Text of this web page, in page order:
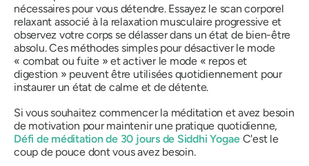
nécessaires pour vous détendre. Essayez le scan corporel
relaxant associé à la relaxation musculaire progressive et
observez votre corps se délasser dans un état de bien-être
absolu. Ces méthodes simples pour désactiver le mode
« combat ou fuite » et activer le mode « repos et
digestion » peuvent être utilisées quotidiennement pour
instaurer un état de calme et de détente.
Si vous souhaitez commencer la méditation et avez besoin
de motivation pour maintenir une pratique quotidienne,
Défi de méditation de 30 jours de Siddhi YogaeC'est le
coup de pouce dont vous avez besoin.